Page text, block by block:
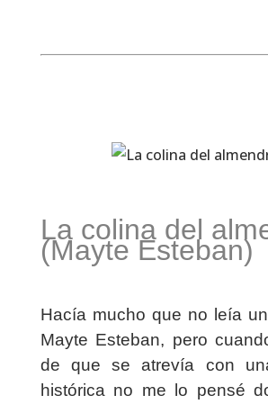
La colina del
(Mayte Esteban)
Hacía mucho que no leía
Mayte Esteban, pero
de que se atrevía con
histórica no me lo pensé